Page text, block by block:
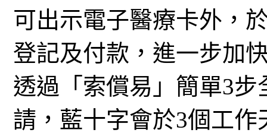
可出示電子醫療卡外，
登記及付款，進一步加
透過「索償易」簡單3
請，藍十字會於3個工